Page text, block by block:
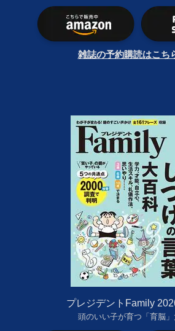
雑誌の予約購読はこち
プレジデントFamily
頭のいい子が育つ「育脳